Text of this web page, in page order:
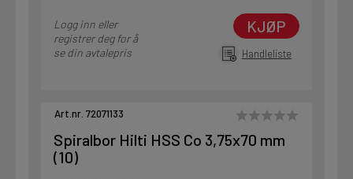
Logg inn eller
registrer deg for å
se din avtalepris
KJØP
Handleliste
Art.nr. 72071133
Spiralbor Hilti HSS Co 3,75x70 mm
(10)